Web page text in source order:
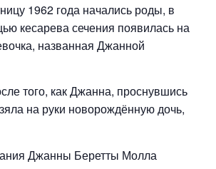
1962 года начались роды, в
кесарева сечения появилась на
названная Джанной
того, как Джанна, проснувшись
на руки новорождённую дочь,
Джанны Беретты Молла